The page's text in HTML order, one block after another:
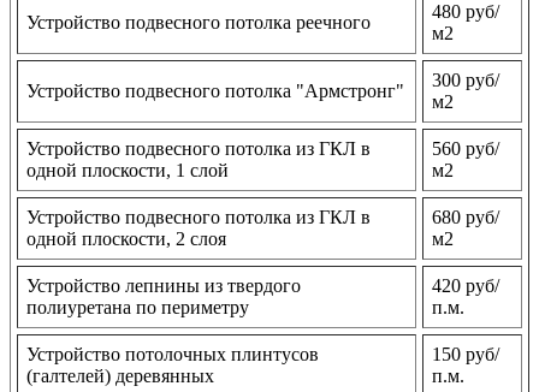
Устройство подвесного потолка реечного
480 руб/
м2
Устройство подвесного потолка "Армстронг"
300 руб/
м2
Устройство подвесного потолка из ГКЛ в
одной плоскости, 1 слой
560 руб/
м2
Устройство подвесного потолка из ГКЛ в
одной плоскости, 2 слоя
680 руб/
м2
Устройство лепнины из твердого
полиуретана по периметру
420 руб/
п.м.
Устройство потолочных плинтусов
(галтелей) деревянных
150 руб/
п.м.